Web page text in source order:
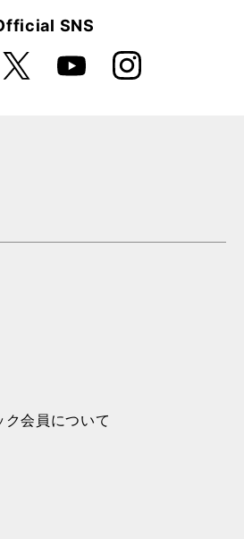
SNS
YouTube Instagra
m
ク会員について